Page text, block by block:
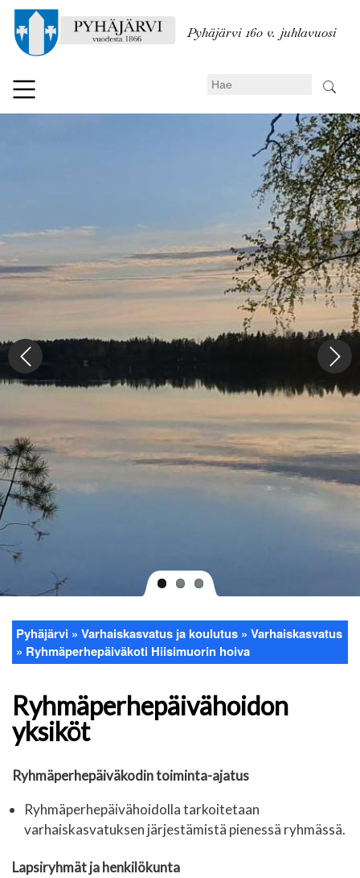
pääsisältöön
Pyhäjärvi 160 v. juhlavuosi
Search
Murupolku
Pyhäjärvi Varhaiskasvatus ja koulutus
Varhaiskasvatus
Ryhmäperhepäiväkoti Hiisimuorin hoiva
Ryhmäperhepäivähoidon
yksiköt
Ryhmäperhepäiväkodin toiminta-ajatus
Ryhmäperhepäivähoidolla tarkoitetaan
varhaiskasvatuksen järjestämistä pienessä ryhmässä.
Lapsiryhmät ja henkilökunta